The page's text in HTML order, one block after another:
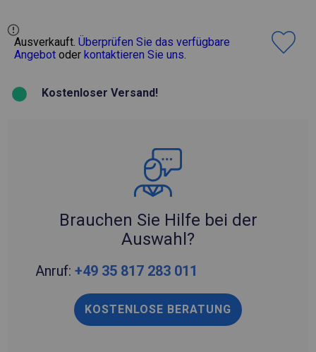
Ausverkauft. Überprüfen Sie das verfügbare
Angebot oder kontaktieren Sie uns.
Kostenloser Versand!
Brauchen Sie Hilfe bei der
Auswahl?
Anruf: +49 35 817 283 011
KOSTENLOSE BERATUNG